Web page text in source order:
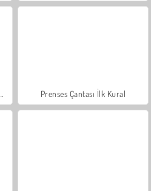
Prenses Çantası İlk Kural